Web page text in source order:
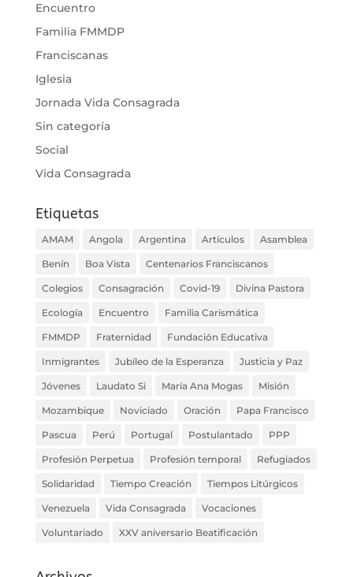
Encuentro
Familia FMMDP
Franciscanas
Iglesia
Jornada Vida Consagrada
Sin categoría
Social
Vida Consagrada
Etiquetas
AMAM Angola Argentina Artículos Asamblea
Benín Boa Vista Centenarios Franciscanos
Colegios Consagración Covid-19 Divina Pastora
Ecología Encuentro Familia Carismática
FMMDP Fraternidad Fundación Educativa
Inmigrantes Jubileo de la Esperanza Justicia y Paz
Jóvenes Laudato Si María Ana Mogas Misión
Mozambique Noviciado Oración Papa Francisco
Pascua Perú Portugal Postulantado PPP
Profesión Perpetua Profesión temporal Refugiados
Solidaridad Tiempo Creación Tiempos Litúrgicos
Venezuela Vida Consagrada Vocaciones
Voluntariado XXV aniversario Beatificación